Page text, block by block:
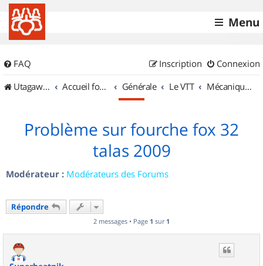
Menu
FAQ Connexion
Inscription
UtagawaVTT (Randos VTT et VTTAE avec traces GPS)
Accueil forum Générale Le VTT Mécanique et Entretiens
Problème sur fourche fox 32
talas 2009
Modérateur : Modérateurs des Forums
Répondre
2 messages • Page 1 sur 1